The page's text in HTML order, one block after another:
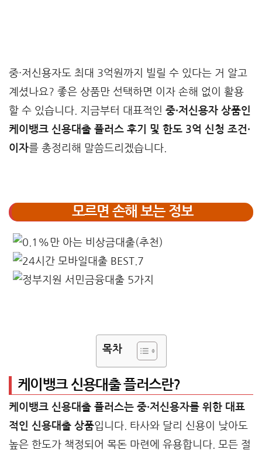
중·저신용자도 최대 3억원까지 빌릴 수 있다는 거 알고
계셨나요? 좋은 상품만 선택하면 이자 손해 없이 활용
할 수 있습니다. 지금부터 대표적인 중·저신용자 상품인
케이뱅크 신용대출 플러스 후기 및 한도 3억 신청 조건·
이자를 총정리해 말씀드리겠습니다.
모르면 손해 보는 정보
목차
케이뱅크 신용대출 플러스란?
케이뱅크 신용대출 플러스는 중·저신용자를 위한 대표
적인 신용대출 상품입니다. 타사와 달리 신용이 낮아도
높은 한도가 책정되어 목돈 마련에 유용합니다. 모든 절